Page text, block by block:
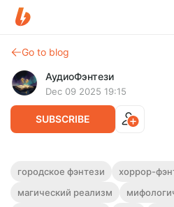
Go to blog
АудиоФэнтези
Dec 09 2025 19:15
SUBSCRIBE
Аудиокнига фэнтези
Полная версия.
Level
городское фэнтези
хоррор-
магический реализм